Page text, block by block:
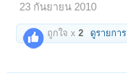
23 กันยายน 2010
ถูกใจ x2 ดูรายการ